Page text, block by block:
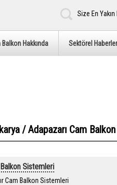
Size En Yakın
Balkon Hakkında Sektörel Haberler
/ Adapazarı Cam
Sistemleri
Cam Balkon Sistemleri